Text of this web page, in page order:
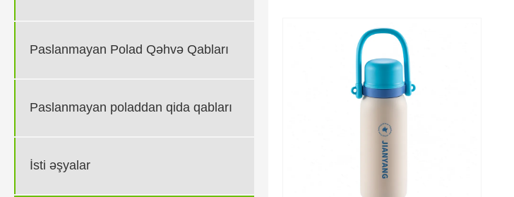
Paslanmayan Polad Qəhvə Qabları
Paslanmayan poladdan qida qabları
İsti əşyalar